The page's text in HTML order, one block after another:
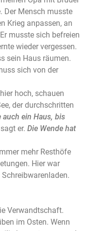
Der Mensch musste
Krieg anpassen, an
musste sich befreien
wieder vergessen.
sein Haus räumen.
sich von der
hoch, schauen
der durchschritten
auch ein Haus, bis
sagt er. Die Wende hat
mehr Resthöfe
Hier war
Verwandtschaft.
im Osten. Wenn